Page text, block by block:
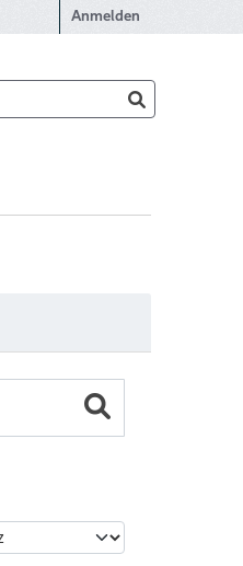
Anmelden